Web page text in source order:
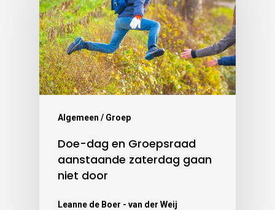
Algemeen / Groep
Doe-dag en Groepsraad
aanstaande zaterdag gaan
niet door
Leanne de Boer - van der Weij